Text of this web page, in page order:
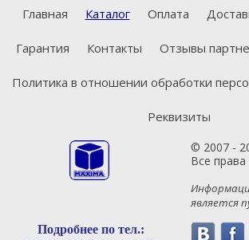
Главная Каталог Оплата
Гарантия Контакты Отзывы
Политика в отношении обработки
Реквизиты
© 2007 -
Все
является
Подробнее по тел.: